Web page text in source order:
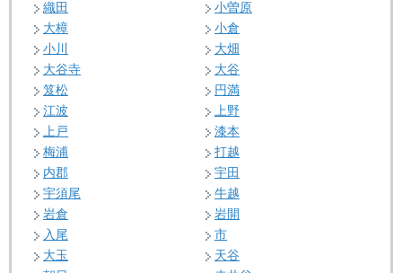
織田
小曽原
大樟
小倉
小川
大畑
大谷寺
大谷
笈松
円満
江波
上野
上戸
漆本
梅浦
打越
内郡
宇田
宇須尾
牛越
岩倉
岩開
入尾
市
大玉
天谷